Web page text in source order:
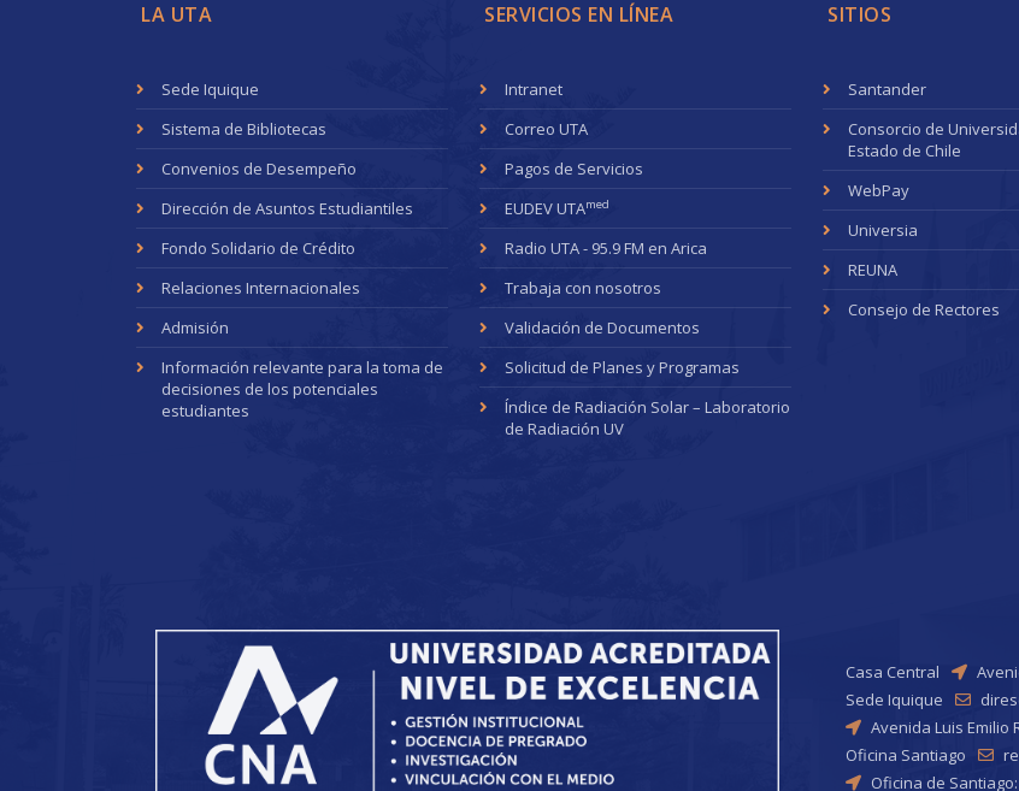
LA UTA
Sede Iquique
Sistema de Bibliotecas
Convenios de Desempeño
Dirección de Asuntos Estudiantiles
Fondo Solidario de Crédito
Relaciones Internacionales
Admisión
Información relevante para la toma de
decisiones de los potenciales
estudiantes
SERVICIOS EN LÍNEA
Intranet
Correo UTA
Pagos de Servicios
EUDEV UTAmed
Radio UTA - 95.9 FM en Arica
Trabaja con nosotros
Validación de Documentos
Solicitud de Planes y Programas
Índice de Radiación Solar – Laboratorio
de Radiación UV
SITIOS
Santander
Consorcio de
Estado de Chile
WebPay
Universia
REUNA
Consejo de Rectores
Casa Central
Sede Iquique
Avenida Luis Emilio
Oficina Santiago
Oficina de